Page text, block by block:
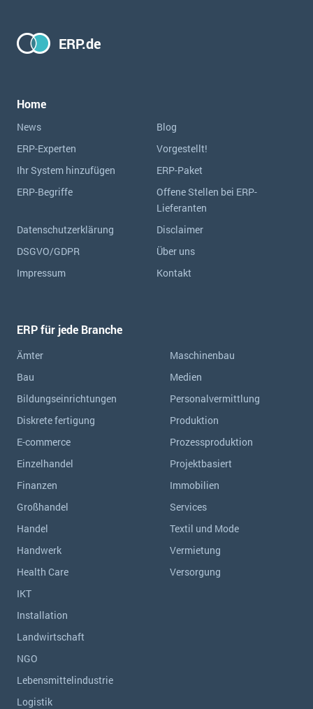
ERP.de
Home
News
Blog
ERP-Experten
Vorgestellt!
Ihr System hinzufügen
ERP-Paket
ERP-Begriffe
Offene Stellen bei ERP-
Lieferanten
Datenschutzerklärung
Disclaimer
DSGVO/GDPR
Über uns
Impressum
Kontakt
ERP für jede Branche
Ämter
Bau
Bildungseinrichtungen
Diskrete fertigung
E-commerce
Einzelhandel
Finanzen
Großhandel
Handel
Handwerk
Health Care
IKT
Installation
Landwirtschaft
NGO
Lebensmittelindustrie
Logistik
Maschinenbau
Medien
Personalvermittlung
Produktion
Prozessproduktion
Projektbasiert
Immobilien
Services
Textil und Mode
Vermietung
Versorgung